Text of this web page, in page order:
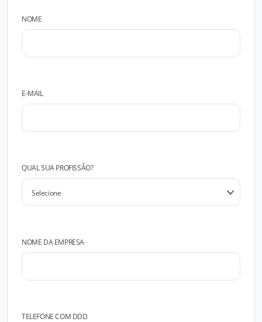
NOME
E-MAIL
QUAL SUA PROFISSÃO?
NOME DA EMPRESA
TELEFONE COM DDD